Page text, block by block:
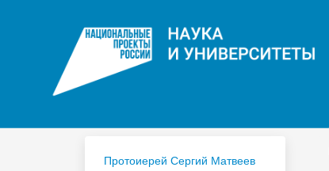
Расписание
Год педагога и наставника 2023
Протоиерей Сергий Матвеев